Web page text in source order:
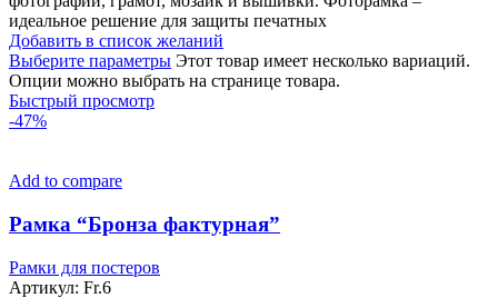
идеальное решение для защиты печатных
Добавить в список желаний
Выберите параметры Этот товар имеет несколько вариаций.
Опции можно выбрать на странице товара.
Быстрый просмотр
-47%
Add to compare
Рамка “Бронза фактурная”
Рамки для постеров
Артикул: Fr.6